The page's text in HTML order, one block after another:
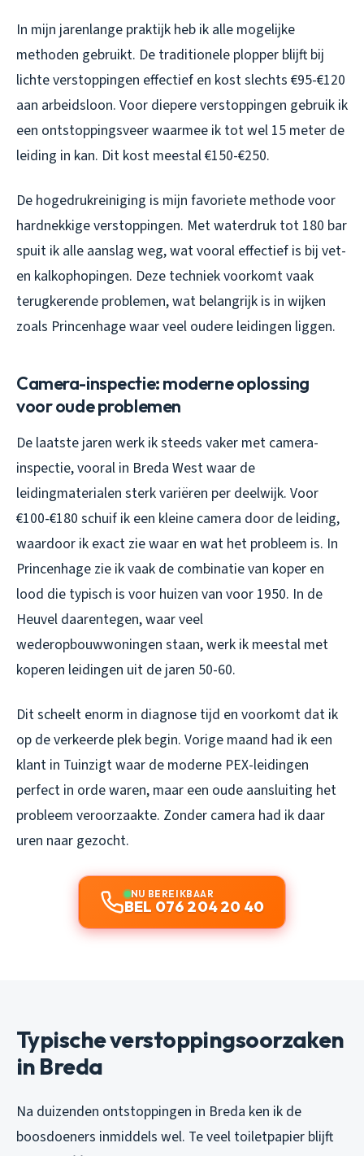
In mijn jarenlange praktijk heb ik alle mogelijke
methoden gebruikt. De traditionele plopper blijft bij
lichte verstoppingen effectief en kost slechts €95-€120
aan arbeidsloon. Voor diepere verstoppingen gebruik ik
een ontstoppingsveer waarmee ik tot wel 15 meter de
leiding in kan. Dit kost meestal €150-€250.
De hogedrukreiniging is mijn favoriete methode voor
hardnekkige verstoppingen. Met waterdruk tot 180 bar
spuit ik alle aanslag weg, wat vooral effectief is bij vet-
en kalkophopingen. Deze techniek voorkomt vaak
terugkerende problemen, wat belangrijk is in wijken
zoals Princenhage waar veel oudere leidingen liggen.
Camera-inspectie: moderne oplossing
voor oude problemen
De laatste jaren werk ik steeds vaker met camera-
inspectie, vooral in Breda West waar de
leidingmaterialen sterk variëren per deelwijk. Voor
€100-€180 schuif ik een kleine camera door de leiding,
waardoor ik exact zie waar en wat het probleem is. In
Princenhage zie ik vaak de combinatie van koper en
lood die typisch is voor huizen van voor 1950. In de
Heuvel daarentegen, waar veel
wederopbouwwoningen staan, werk ik meestal met
koperen leidingen uit de jaren 50-60.
Dit scheelt enorm in diagnose tijd en voorkomt dat ik
op de verkeerde plek begin. Vorige maand had ik een
klant in Tuinzigt waar de moderne PEX-leidingen
perfect in orde waren, maar een oude aansluiting het
probleem veroorzaakte. Zonder camera had ik daar
uren naar gezocht.
NU BEREIKBAAR
BEL 076 204 20 40
Typische verstoppingsoorzaken
in Breda
Na duizenden ontstoppingen in Breda ken ik de
boosdoeners inmiddels wel. Te veel toiletpapier blijft